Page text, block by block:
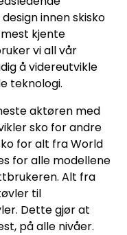
innen skisko
kjente
vi all vår
å videreutvikle
teknologi.
aktøren med
sko for andre
for alt fra World
for alle modellene
Alt fra
til
Dette gjør at
på alle nivåer.